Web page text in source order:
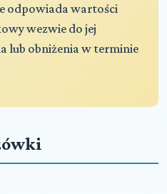
odpowiada wartości
wezwie do jej
lub obniżenia w terminie